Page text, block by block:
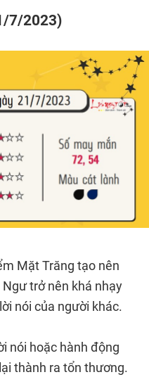
7/2023)
Mặt Trăng tạo nên
trở nên khá nhạy
nói của người khác.
nói hoặc hành động
thành ra tổn thương.